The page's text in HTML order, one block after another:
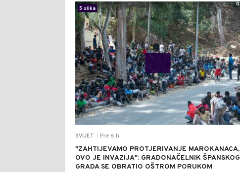
SVIJET Pre 6 h
"ZAHTIJEVAMO PROTJERIVANJE MAROKANACA,
OVO JE INVAZIJA": GRADONAČELNIK ŠPANSKOG
GRADA SE OBRATIO OŠTROM PORUKOM
5 slika
0